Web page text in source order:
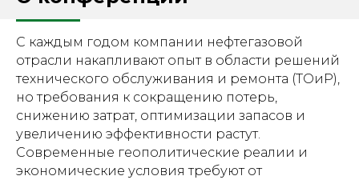
С каждым годом компании нефтегазовой
отрасли накапливают опыт в области решений
технического обслуживания и ремонта (ТОиР),
но требования к сокращению потерь,
снижению затрат, оптимизации запасов и
увеличению эффективности растут.
Современные геополитические реалии и
экономические условия требуют от